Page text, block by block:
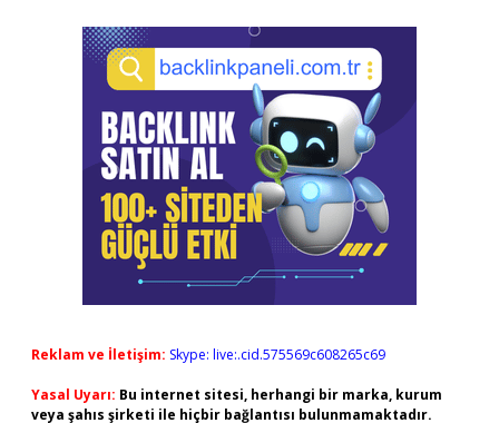
Reklam ve İletişim: Skype: live:.cid.575569c608265c69
Yasal Uyarı: Bu internet sitesi, herhangi bir marka, kurum
veya şahıs şirketi ile hiçbir bağlantısı bulunmamaktadır.